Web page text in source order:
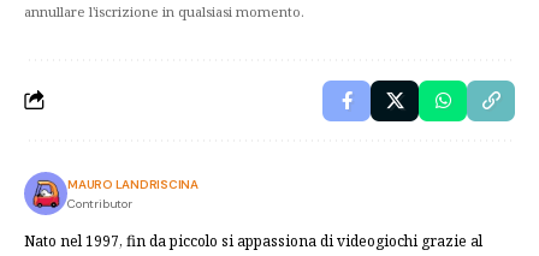
annullare l'iscrizione in qualsiasi momento.
MAURO LANDRISCINA
Contributor
Nato nel 1997, fin da piccolo si appassiona di videogiochi grazie al